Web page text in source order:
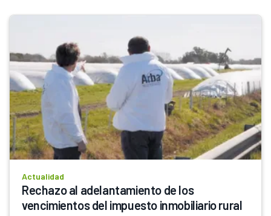
Actualidad
Rechazo al adelantamiento de los
vencimientos del impuesto inmobiliario rural